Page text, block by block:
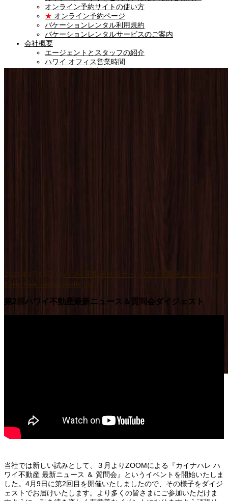
オンライン予約サイトの使い方
★ オンライン予約ページ
バケーションレンタル利用規約
バケーションレンタルサービスのご案内
会社概要
エージェントとスタッフの紹介
ハワイ オフィス営業時間
2021年3月16日 ハワイ不動産セミナー ハワイ不動産ニュース
By
Kaina Hale Hawaii Realty Inc.
第2回ハワイ不動産最新ニュース＆質問会ダイジェスト
当社では新しい試みとして、３月よりZOOMによる『カイナハレ ハ
ワイ不動産 最新ニュース ＆ 質問会』というイベントを開始いたしま
した。4月9日に第2回目を開催いたしましたので、その様子をダイジ
ェストでお届けいたします。より多くの皆さまにご参加いただけま